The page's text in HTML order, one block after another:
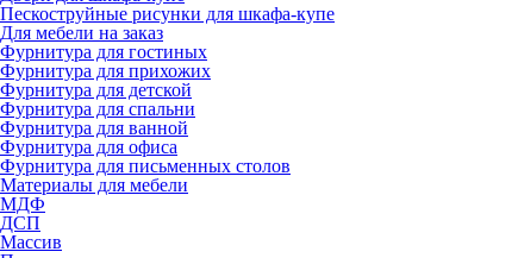
Пескоструйные рисунки для шкафа-купе
Для мебели на заказ
Фурнитура для гостиных
Фурнитура для прихожих
Фурнитура для детской
Фурнитура для спальни
Фурнитура для ванной
Фурнитура для офиса
Фурнитура для письменных столов
Материалы для мебели
МДФ
ДСП
Массив